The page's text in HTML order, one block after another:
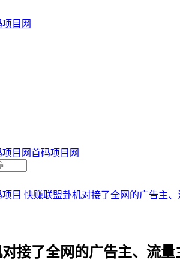
首码项目网
目 快赚联盟卦机对接了全网的广告主、
接了全网的广告主、流量